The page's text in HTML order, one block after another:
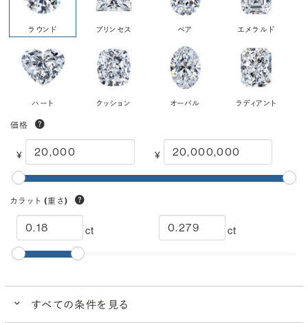
ラウンド プリンセス ペア エメラルド
ハート クッション オーバル ラディアント
価格
¥ ¥
カラット (重さ)
ct ct
すべての条件を見る